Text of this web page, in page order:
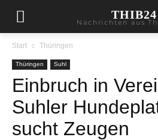
THIB24
Nachrichten aus
Start Thüringen
Thüringen Suhl
Einbruch in
Suhler
sucht Zeugen